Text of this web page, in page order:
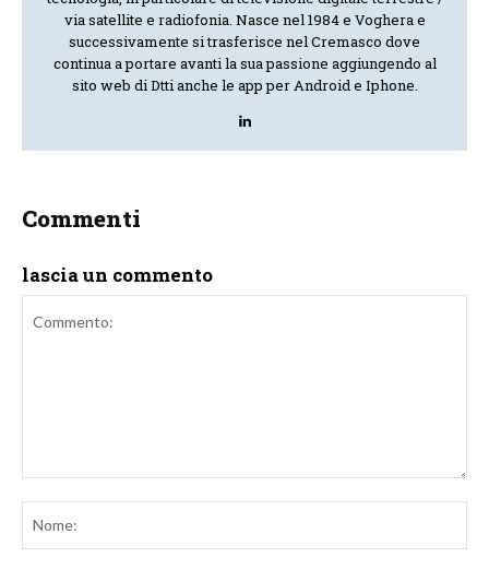
via satellite e radiofonia. Nasce nel 1984 e Voghera e
successivamente si trasferisce nel Cremasco dove
continua a portare avanti la sua passione aggiungendo al
sito web di Dtti anche le app per Android e Iphone.
Commenti
lascia un commento